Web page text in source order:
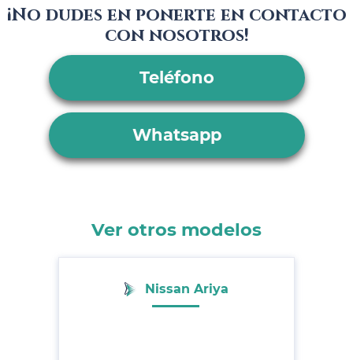
¡No dudes en ponerte en contacto
con nosotros!
Teléfono
Whatsapp
Ver otros modelos
Nissan Ariya